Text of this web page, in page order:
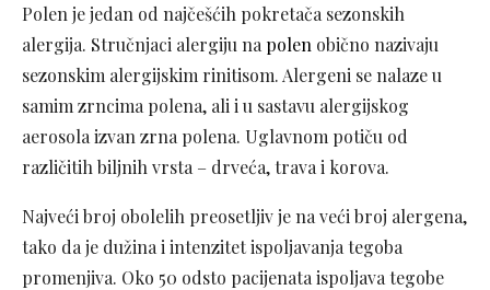
Polen je jedan od najčešćih pokretača sezonskih
alergija. Stručnjaci alergiju na polen obično nazivaju
sezonskim alergijskim rinitisom. Alergeni se nalaze u
samim zrncima polena, ali i u sastavu alergijskog
aerosola izvan zrna polena. Uglavnom potiču od
različitih biljnih vrsta – drveća, trava i korova.
Najveći broj obolelih preosetljiv je na veći broj alergena,
tako da je dužina i intenzitet ispoljavanja tegoba
promenjiva. Oko 50 odsto pacijenata ispoljava tegobe